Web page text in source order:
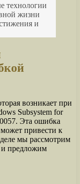
технологии
жизни
и
возникает при
Subsystem for
Эта ошибка
привести к
мы рассмотрим
предложим